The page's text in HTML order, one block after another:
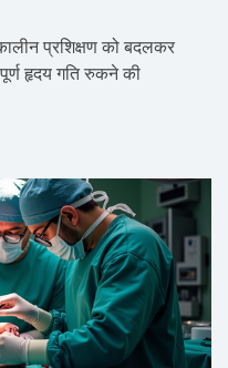
प्रशिक्षण को बदलकर
हृदय गति रुकने की